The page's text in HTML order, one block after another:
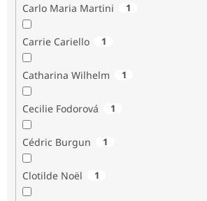
Carlo Maria Martini 1
Carrie Cariello 1
Catharina Wilhelm 1
Cecilie Fodorová 1
Cédric Burgun 1
Clotilde Noël 1